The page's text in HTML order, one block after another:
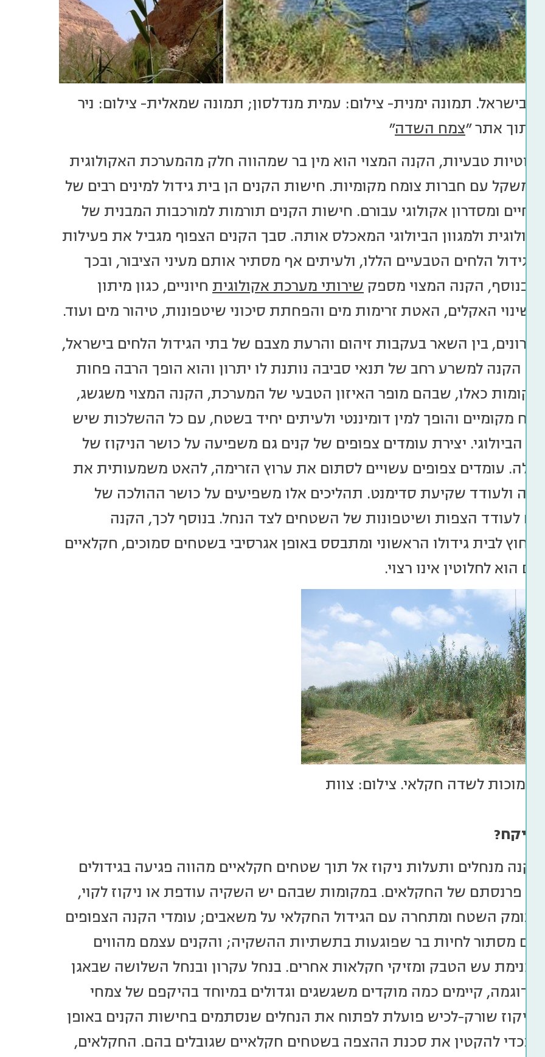
בישראל. תמונה ימנית- צילום: עמית מנדלסון; תמונה שמאלית- צילום: ניר
מתוך אתר "צמח השדה"
טבעיות, הקנה המצוי הוא מין בר שמהווה חלק מהמערכת האקולוגית
משקל עם חברות צומח מקומיות. חישות הקנים הן בית גידול למינים רבים של
חיים ומסדרון אקולוגי עבורם. חישות הקנים תורמות למורכבות המבנית של
ולמגוון הביולוגי המאכלס אותה. סבך הקנים הצפוף מגביל את פעילות
הגידול הלחים הטבעיים הללו, ולעיתים אף מסתיר אותם מעיני הציבור, ובכך
בנוסף, הקנה המצוי מספק שירותי מערכת אקולוגית חיוניים, כגון מיתון
שינוי האקלים, האטת זרימות מים והפחתת סיכוני שיטפונות, טיהור מים ועוד.
בין השאר בעקבות זיהום והרעת מצבם של בתי הגידול הלחים בישראל,
של הקנה למשרע רחב של תנאי סביבה נותנת לו יתרון והוא הופך הרבה פחות
במקומות כאלו, שבהם מופר האיזון הטבעי של המערכת, הקנה המצוי משגשג,
צומח מקומיים והופך למין דומיננטי ולעיתים יחיד בשטח, עם כל ההשלכות שיש
הביולוגי. יצירת עומדים צפופים של קנים גם משפיעה על כושר הניקוז של
עומדים צפופים עשויים לסתום את ערוץ הזרימה, להאט משמעותית את
ולעודד שקיעת סדימנט. תהליכים אלו משפיעים על כושר ההולכה של
לעודד הצפות ושיטפונות של השטחים לצד הנחל. בנוסף לכך, הקנה
לבית גידולו הראשוני ומתבסס באופן אגרסיבי בשטחים סמוכים, חקלאיים
הוא לחלוטין אינו רצוי.
סמוכות לשדה חקלאי. צילום: צוות
פיקח?
מנחלים ותעלות ניקוז אל תוך שטחים חקלאיים מהווה פגיעה בגידולים
פרנסתם של החקלאים. במקומות שבהם יש השקיה עודפת או ניקוז לקוי,
לעומק השטח ומתחרה עם הגידול החקלאי על משאבים; עומדי הקנה הצפופים
מסתור לחיות בר שפוגעות בתשתיות ההשקיה; והקנים עצמם מהווים
לכנימת עש הטבק ומזיקי חקלאות אחרים. בנחל עקרון ובנחל השלושה שבאגן
לדוגמה, קיימים כמה מוקדים משגשגים וגדולים במיוחד בהיקפם של צמחי
הניקוז שורק-לכיש פועלת לפתוח את הנחלים שנסתמים בחישות הקנים באופן
בכדי להקטין את סכנת ההצפה בשטחים חקלאיים שגובלים בהם. החקלאים,